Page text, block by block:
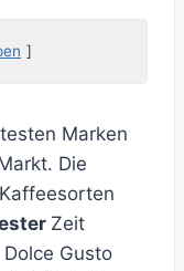
Marken
Die
Zeit
Gusto